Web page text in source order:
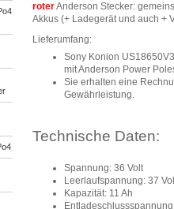
roterAnderson Stecker:
Akkus (+ Ladegerät und auch +
Lieferumfang:
Sony Konion
mit Anderson Power
Sie erhalten eine
Gewährleistung.
Technische Daten:
Spannung: 36 Volt
Leerlaufspannung: 37
Kapazität: 11 Ah